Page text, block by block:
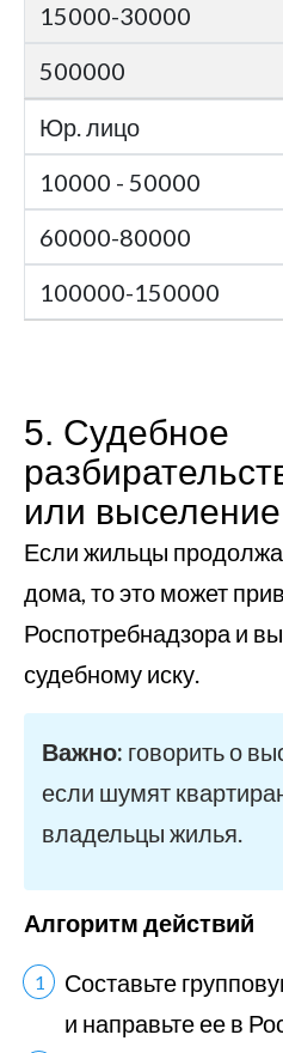
15000-30000
500000
Юр. лицо
10000 - 50000
60000-80000
100000-150000
5. Судебное
или выселение
Если жильцы
дома, то это может
Роспотребнадзора и
судебному иску.
Важно: говорить о
если шумят
владельцы жилья.
Алгоритм действий
Составьте
и направьте ее в